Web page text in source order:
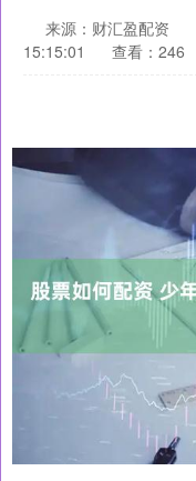
来源：财汇盈配资
15:15:01
查看：246